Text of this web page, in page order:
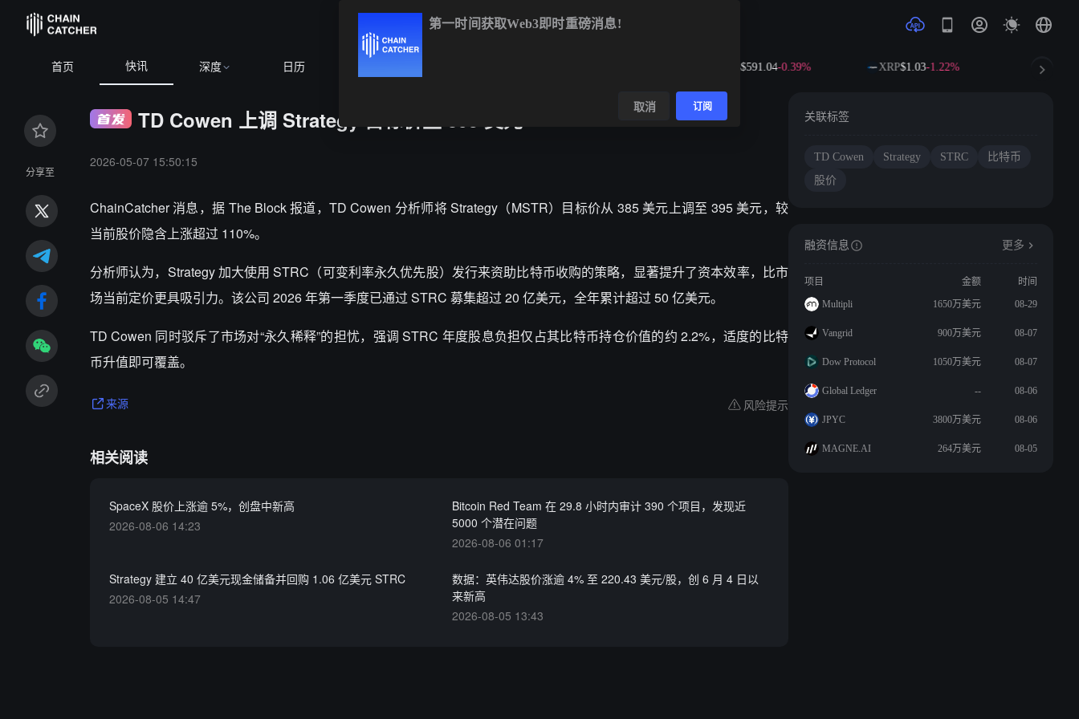
首页 快讯 深度 日历 $591.04 -0.39% XRP$1.03 -1.22% SOL
分享至
TD Cowen 上调 Strategy 目标价至 395 美元
2026-05-07 15:50:15
ChainCatcher 消息，据 The Block 报道，TD Cowen 分析师将 Strategy（MSTR）目标价从 385 美元上调至 395 美元，较
当前股价隐含上涨超过 110%。
分析师认为，Strategy 加大使用 STRC（可变利率永久优先股）发行来资助比特币收购的策略，显著提升了资本效率，比市
场当前定价更具吸引力。该公司 2026 年第一季度已通过 STRC 募集超过 20 亿美元，全年累计超过 50 亿美元。
TD Cowen 同时驳斥了市场对“永久稀释”的担忧，强调 STRC 年度股息负担仅占其比特币持仓价值的约 2.2%，适度的比特
币升值即可覆盖。
来源 风险提示
相关阅读
SpaceX 股价上涨逾 5%，创盘中新高
2026-08-06 14:23
Bitcoin Red Team 在 29.8 小时内审计 390 个项目，发现近
5000 个潜在问题
2026-08-06 01:17
Strategy 建立 40 亿美元现金储备并回购 1.06 亿美元 STRC
2026-08-05 14:47
数据：英伟达股价涨逾 4% 至 220.43 美元/股，创 6 月 4 日以
来新高
2026-08-05 13:43
关联标签
TD Cowen Strategy STRC
比特币
股价
融资信息 更多
项目 金额
时间
Multipli
1650万美元 08-29
Vangrid 900万美元 08-07
Dow Protocol 1050万美元 08-07
Global Ledger -- 08-06
JPYC 3800万美元 08-06
MAGNE.AI 264万美元 08-05
第一时间获取Web3即时重磅消息!
取消 订阅